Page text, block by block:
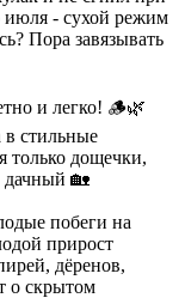
июля - сухой режим
Пора завязывать
и легко! 🪵🌿
стильные
только дощечки,
дачный 🏡
побеги на
прирост
дёренов,
о скрытом